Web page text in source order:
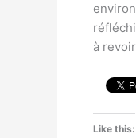
à
Like this: